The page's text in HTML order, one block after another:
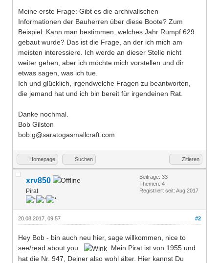
Meine erste Frage: Gibt es die archivalischen
Informationen der Bauherren über diese Boote? Zum
Beispiel: Kann man bestimmen, welches Jahr Rumpf 629
gebaut wurde? Das ist die Frage, an der ich mich am
meisten interessiere. Ich werde an dieser Stelle nicht
weiter gehen, aber ich möchte mich vorstellen und dir
etwas sagen, was ich tue.
Ich und glücklich, irgendwelche Fragen zu beantworten,
die jemand hat und ich bin bereit für irgendeinen Rat.
Danke nochmal.
Bob Gilston
bob.g@saratogasmallcraft.com
Homepage Suchen Zitieren
xrv850
Pirat
Beiträge: 33
Themen: 4
Registriert seit: Aug 2017
#2
20.08.2017, 09:57
Hey Bob - bin auch neu hier, sage willkommen, nice to
see/read about you.
Mein Pirat ist von 1955 und
hat die Nr. 947, Deiner also wohl älter. Hier kannst Du